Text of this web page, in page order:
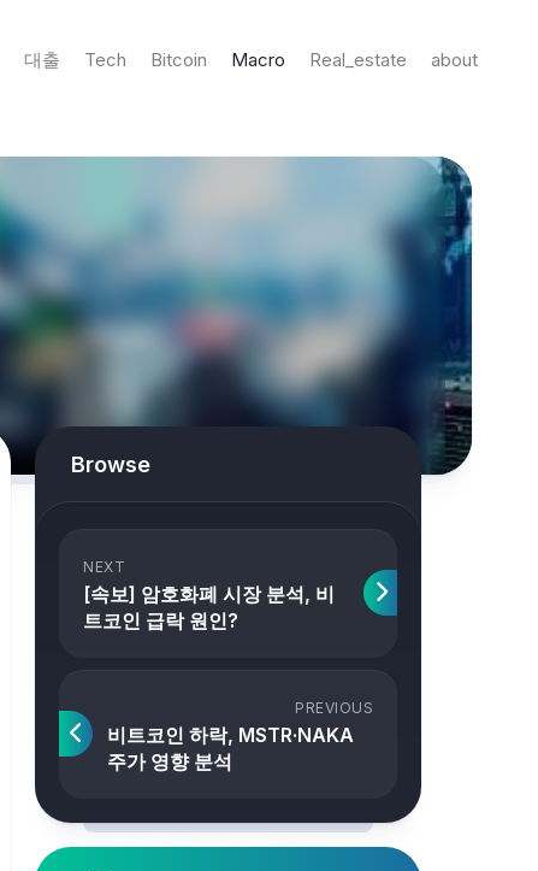
대출 Tech Bitcoin Macro Real_estate about
Browse
NEXT
[속보] 암호화폐 시장 분석, 비
트코인 급락 원인?
PREVIOUS
비트코인 하락, MSTR·NAKA
주가 영향 분석